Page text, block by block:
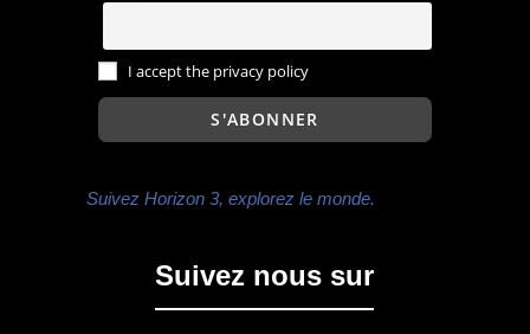
I accept the privacy policy
Suivez Horizon 3, explorez le monde.
Suivez nous sur